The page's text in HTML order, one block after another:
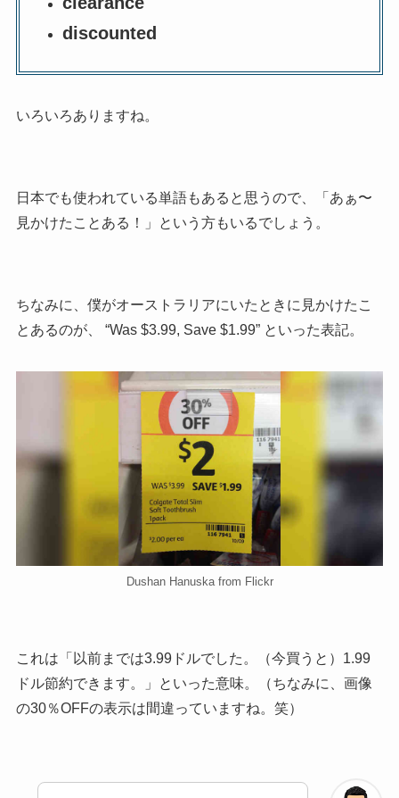
discounted
いろいろありますね。
日本でも使われている単語もあると思うので、「あぁ〜
見かけたことある！」という方もいるでしょう。
ちなみに、僕がオーストラリアにいたときに見かけたこ
とあるのが、 “Was $3.99, Save $1.99” といった表記。
Dushan Hanuska from Flickr
これは「以前までは3.99ドルでした。（今買うと）1.99
ドル節約できます。」といった意味。（ちなみに、画像
の30％OFFの表示は間違っていますね。笑）